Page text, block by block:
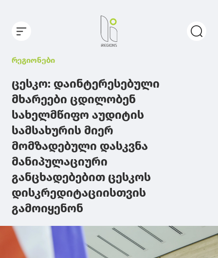
რეგიონები
ცესკო: დაინტერესებული
მხარეები ცდილობენ
სახელმწიფო აუდიტის
სამსახურის მიერ
მომზადებული დასკვნა
მანიპულაციური
განცხადებებით ცესკოს
დისკრედიტაციისთვის
გამოიყენონ